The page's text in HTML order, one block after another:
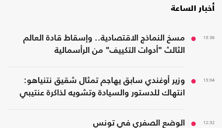
أخبار الساعة
13:36
مسخ النماذج الاقتصادية.. وإسقاط قادة العالم
الثالث "أدوات التكييف" من الرأسمالية
13:04
وزير أوغندي سابق يهاجم تمثال شقيق نتنياهو:
انتهاك للدستور والسيادة وتشويه لذاكرة عنتيبي
12:32 الوضع الصفري في تونس